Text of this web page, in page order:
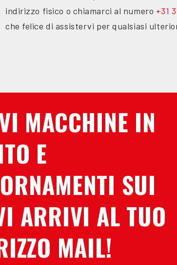
indirizzo fisico o chiamarci al numero +31
che felice di assistervi per qualsiasi
MACCHINE IN
E
SUI
ARRIVI AL TUO
MAIL!